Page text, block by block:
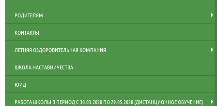
РОДИТЕЛЯМ
КОНТАКТЫ
ЛЕТНЯЯ ОЗДОРОВИТЕЛЬНАЯ КОМПАНИЯ
ШКОЛА НАСТАВНИЧЕСТВА
ЮИД
РАБОТА ШКОЛЫ В ПЕРИОД С 30.03.2020 ПО 29.05.2020 (ДИСТАНЦИОННОЕ ОБУЧЕНИЕ)